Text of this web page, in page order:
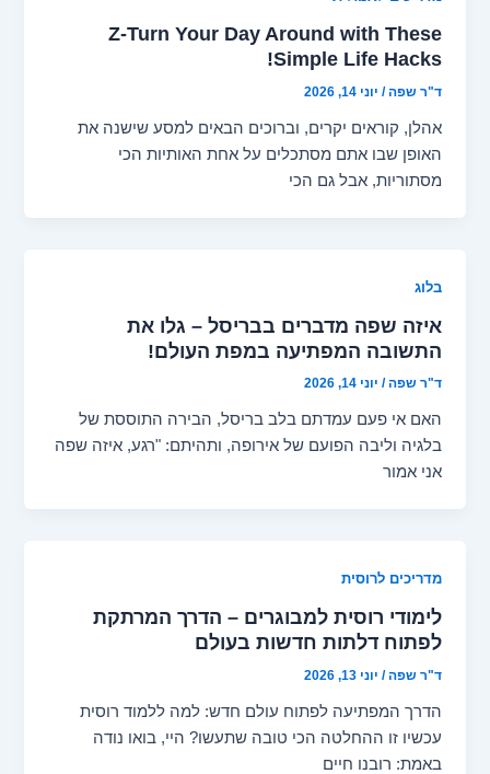
Z-Turn Your Day Around with These
Simple Life Hacks!
ד"ר שפה/ יוני 14, 2026
אהלן, קוראים יקרים, וברוכים הבאים למסע שישנה את
האופן שבו אתם מסתכלים על אחת האותיות הכי
מסתוריות, אבל גם הכי
בלוג
איזה שפה מדברים בבריסל – גלו את
התשובה המפתיעה במפת העולם!
ד"ר שפה/ יוני 14, 2026
האם אי פעם עמדתם בלב בריסל, הבירה התוססת של
בלגיה וליבה הפועם של אירופה, ותהיתם: "רגע, איזה שפה
אני אמור
מדריכים לרוסית
לימודי רוסית למבוגרים – הדרך המרתקת
לפתוח דלתות חדשות בעולם
ד"ר שפה/ יוני 13, 2026
הדרך המפתיעה לפתוח עולם חדש: למה ללמוד רוסית
עכשיו זו ההחלטה הכי טובה שתעשו? היי, בואו נודה
באמת: רובנו חיים